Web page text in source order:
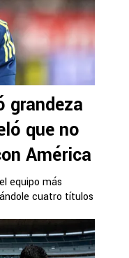
grandeza
que no
América
equipo más
cuatro títulos